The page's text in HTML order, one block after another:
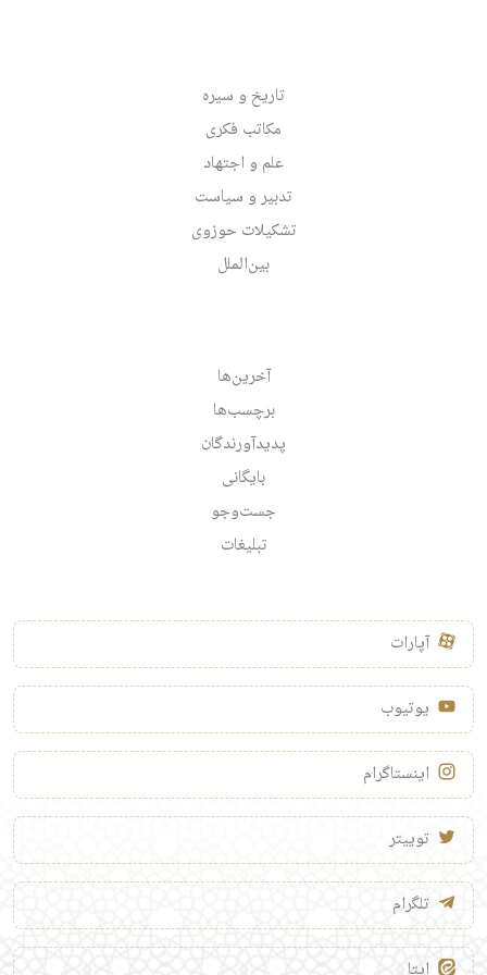
تاریخ و سیره
مکاتب فکری
علم و اجتهاد
تدبیر و سیاست
تشکیلات حوزوی
بین‌الملل
آخرین‌ها
برچسب‌ها
پدیدآورندگان
بایگانی
جست‌وجو
تبلیغات
آپارات
یوتیوب
اینستاگرام
توییتر
تلگرام